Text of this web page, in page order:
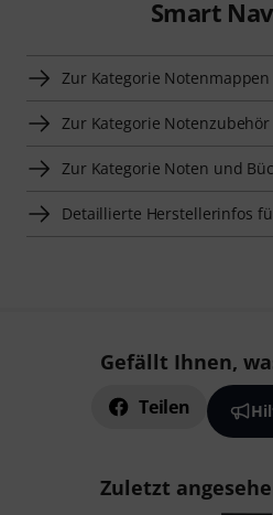
Smart
Zur Kategorie Notenmappen
Zur Kategorie Notenzubehör
Zur Kategorie Noten und
Detaillierte Herstellerinfos
Gefällt Ihnen,
Teilen
Zuletzt